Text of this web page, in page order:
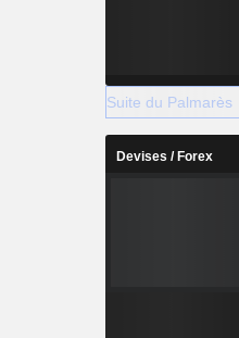
Suite du Palmarès
Devises / Forex